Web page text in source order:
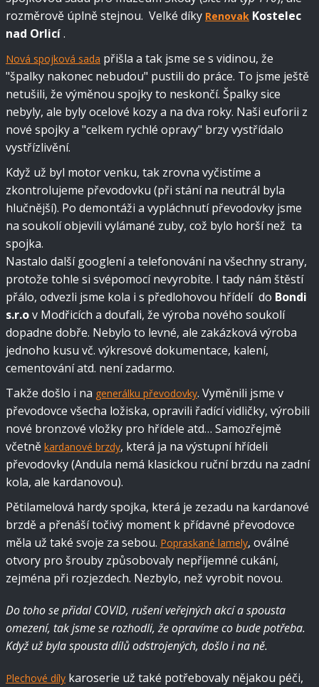
rozměrově úplně stejnou. Velké díky Renovak Kostelec
nad Orlicí.
Nová spojková sada přišla a tak jsme se s vidinou, že
"špalky nakonec nebudou" pustili do práce. To jsme ještě
netušili, že výměnou spojky to neskončí. Špalky sice
nebyly, ale byly ocelové kozy a na dva roky. Naši euforii z
nové spojky a "celkem rychlé opravy" brzy vystřídalo
vystřízlivění.
Když už byl motor venku, tak zrovna vyčistíme a
zkontrolujeme převodovku (při stání na neutrál byla
hlučnější). Po demontáži a vypláchnutí převodovky jsme
na soukolí objevili vylámané zuby, což bylo horší než ta
spojka.
Nastalo další googlení a telefonování na všechny strany,
protože tohle si svépomocí nevyrobíte. I tady nám štěstí
přálo, odvezli jsme kola i s předlohovou hřídelí do Bondi
s.r.ov Modřicích a doufali, že výroba nového soukolí
dopadne dobře. Nebylo to levné, ale zakázková výroba
jednoho kusu vč. výkresové dokumentace, kalení,
cementování atd. není zadarmo.
Takže došlo i na generálku převodovky. Vyměnili jsme v
převodovce všecha ložiska, opravili řadící vidličky, výrobili
nové bronzové vložky pro hřídele atd… Samozřejmě
včetně kardanové brzdy, která ja na výstupní hřídeli
převodovky (Andula nemá klasickou ruční brzdu na zadní
kola, ale kardanovou).
Pětilamelová hardy spojka, která je zezadu na kardanové
brzdě a přenáší točivý moment k přídavné převodovce
měla už také svoje za sebou. Popraskané lamely, oválné
otvory pro šrouby způsobovaly nepříjemné cukání,
zejména při rozjezdech. Nezbylo, než vyrobit novou.
Do toho se přidal COVID, rušení veřejných akcí a spousta
omezení, tak jsme se rozhodli, že opravíme co bude potřeba.
Když už byla spousta dílů odstrojených, došlo i na ně.
Plechové díly karoserie už také potřebovaly nějakou péči,